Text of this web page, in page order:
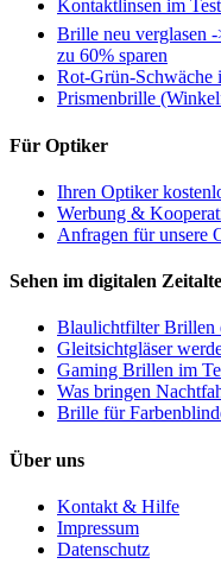
Kontaktlinsen im
Brille neu verglasen
zu 60% sparen
Rot-Grün-Schwäche
Prismenbrille
Für Optiker
Ihren Optiker
Werbung &
Anfragen für unsere
Sehen im digitalen
Blaulichtfilter Brillen
Gleitsichtgläser
Gaming Brillen im
Was bringen
Brille für
Über uns
Kontakt & Hilfe
Impressum
Datenschutz